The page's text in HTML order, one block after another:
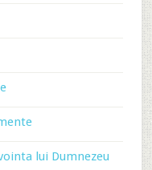
lui Dumnezeu